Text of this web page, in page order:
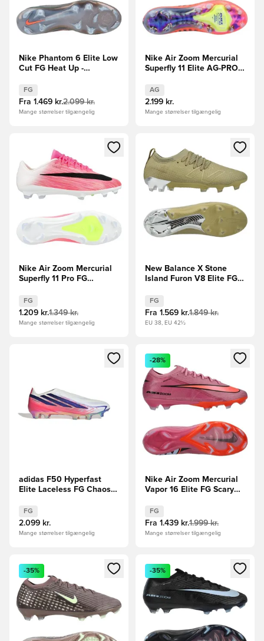
Nike Phantom 6 Elite Low
Cut FG Heat Up -
FG
Fra 1.469 kr.2.099 kr.
Mange størrelser tilgængelig
Nike Air Zoom Mercurial
Superfly 11 Elite AG-PRO
LIMITED EDITION
AG
2.199 kr.
Mange størrelser tilgængelig
Åbner en Modal til at logge ind eller tilmelde dig som
Nike Air Zoom Mercurial
Superfly 11 Pro FG
FG
1.209 kr.1.349 kr.
Mange størrelser tilgængelig
Åbner en Modal til at logge
New Balance X Stone
Island Furon V8 Elite FG -
EDITION
FG
Fra 1.569 kr.1.849 kr.
EU 38, EU 42½
Åbner en Modal til at logge ind eller tilmelde dig som
adidas F50 Hyperfast
Elite Laceless FG Chaos
FG
2.099 kr.
Mange størrelser tilgængelig
Åbner en Modal til at logge
-28%
Nike Air Zoom Mercurial
Vapor 16 Elite FG Scary
FG
Fra 1.439 kr.1.999 kr.
Mange størrelser tilgængelig
Åbner en Modal til at logge ind eller tilmelde dig som
-35%
Åbner en Modal til at logge
-35%